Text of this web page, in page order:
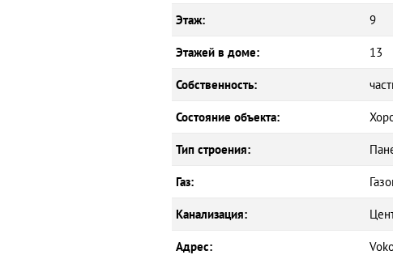
Этаж: 9
Этажей в доме: 13
Собственность:
Состояние объекта:
Тип строения:
Газ:
Канализация:
Адрес: